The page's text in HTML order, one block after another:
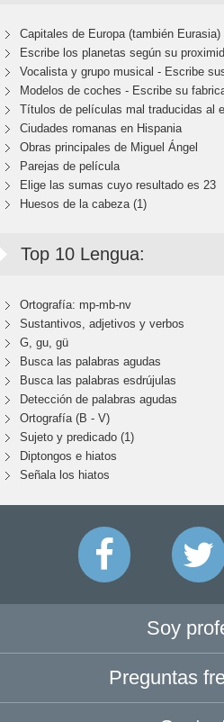
Capitales de Europa (también Eurasia)
Escribe los planetas según su
Vocalista y grupo musical - Escribe
Modelos de coches - Escribe su
Títulos de películas mal traducidas al
Ciudades romanas en Hispania
Obras principales de Miguel Ángel
Parejas de película
Elige las sumas cuyo resultado es 23
Huesos de la cabeza (1)
Top 10 Lengua:
Ortografía: mp-mb-nv
Sustantivos, adjetivos y verbos
G, gu, gü
Busca las palabras agudas
Busca las palabras esdrújulas
Detección de palabras agudas
Ortografía (B - V)
Sujeto y predicado (1)
Diptongos e hiatos
Señala los hiatos
Soy
Preguntas